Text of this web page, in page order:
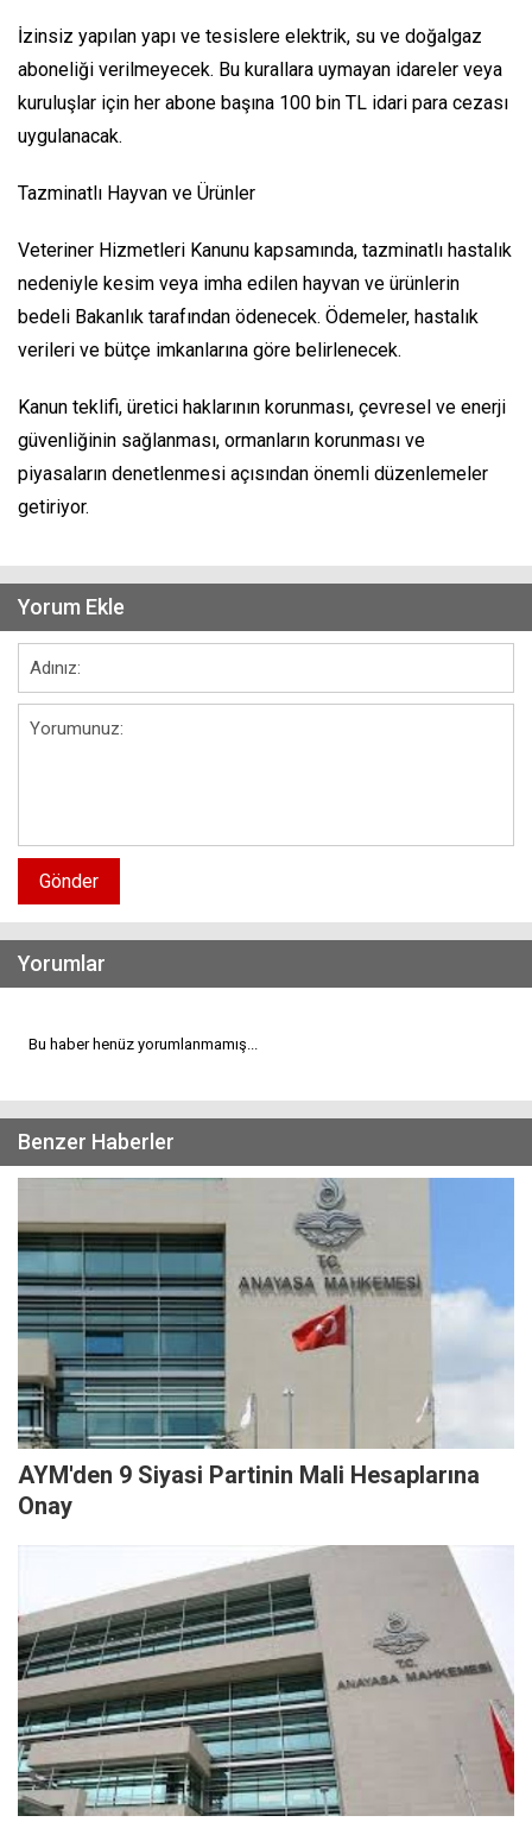
İzinsiz yapılan yapı ve tesislere elektrik, su ve doğalgaz
aboneliği verilmeyecek. Bu kurallara uymayan idareler veya
kuruluşlar için her abone başına 100 bin TL idari para cezası
uygulanacak.
Tazminatlı Hayvan ve Ürünler
Veteriner Hizmetleri Kanunu kapsamında, tazminatlı hastalık
nedeniyle kesim veya imha edilen hayvan ve ürünlerin
bedeli Bakanlık tarafından ödenecek. Ödemeler, hastalık
verileri ve bütçe imkanlarına göre belirlenecek.
Kanun teklifi, üretici haklarının korunması, çevresel ve enerji
güvenliğinin sağlanması, ormanların korunması ve
piyasaların denetlenmesi açısından önemli düzenlemeler
getiriyor.
Yorum Ekle
Gönder
Yorumlar
Bu haber henüz yorumlanmamış...
Benzer Haberler
AYM'den 9 Siyasi Partinin Mali Hesaplarına
Onay